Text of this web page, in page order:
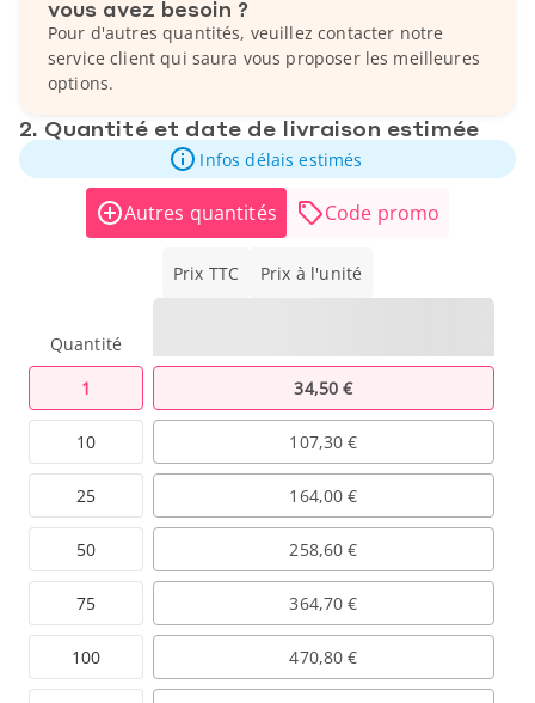
vous avez besoin ?
Pour d'autres quantités, veuillez contacter notre
service client qui saura vous proposer les meilleures
options.
2. Quantité et date de livraison estimée
Infos délais estimés
Autres quantités Code promo
Prix TTC Prix à l'unité
Quantité
1
10
25
50
75
100
34,50 €
107,30 €
164,00 €
258,60 €
364,70 €
470,80 €